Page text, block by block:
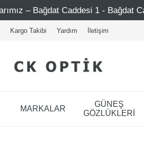
Caddesi 1 - Bağdat Caddesi 2 -
Kargo Takibi Yardım İletişim
MARKALAR
GÜNEŞ
GÖZLÜKLERİ